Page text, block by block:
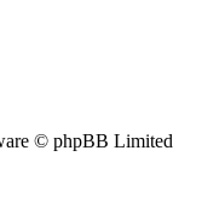
© phpBB Limited